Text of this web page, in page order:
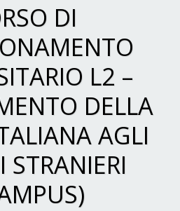
DI
L2 –
DELLA
AGLI